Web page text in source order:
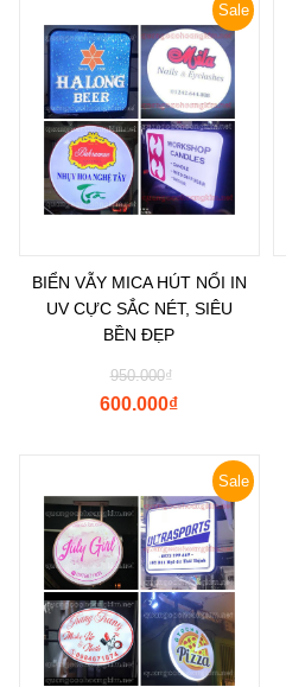
Sale
BIỂN VẪY MICA HÚT NỔI IN
UV CỰC SẮC NÉT, SIÊU
BỀN ĐẸP
₫
950.000
₫
600.000
Sale